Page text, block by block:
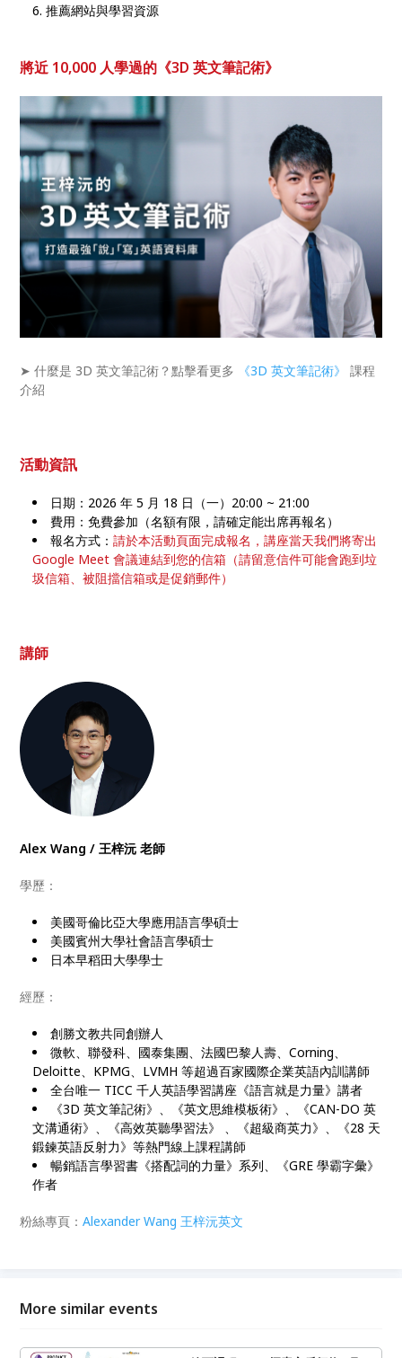
推薦網站與學習資源
將近 10,000 人學過的《3D 英文筆記術》
➤ 什麼是 3D 英文筆記術？點擊看更多 《3D 英文筆記術》
課程
介紹
活動資訊
日期：2026 年 5 月 18 日（一）20:00 ~ 21:00
費用：免費參加（名額有限，請確定能出席再報名）
報名方式：請於本活動頁面完成報名，講座當天我們將寄出
Google Meet 會議連結到您的信箱（請留意信件可能會跑到垃
圾信箱、被阻擋信箱或是促銷郵件）
講師
Alex Wang / 王梓沅 老師
學歷：
美國哥倫比亞大學應用語言學碩士
美國賓州大學社會語言學碩士
日本早稻田大學學士
經歷：
創勝文教共同創辦人
微軟、聯發科、國泰集團、法國巴黎人壽、Corning、
Deloitte、KPMG、LVMH 等超過百家國際企業英語內訓講師
全台唯一 TICC 千人英語學習講座《語言就是力量》講者
《3D 英文筆記術》、《英文思維模板術》、《CAN-DO 英
文溝通術》、《高效英聽學習法》 、《超級商英力》、《28 天
鍛鍊英語反射力》等熱門線上課程講師
暢銷語言學習書《搭配詞的力量》系列、《GRE 學霸字彙》
作者
粉絲專頁：Alexander Wang 王梓沅英文
More similar events